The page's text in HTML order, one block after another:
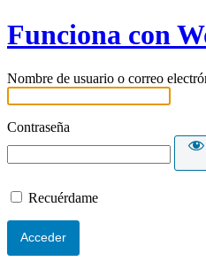
Funciona con
Nombre de usuario o correo
Contraseña
Recuérdame